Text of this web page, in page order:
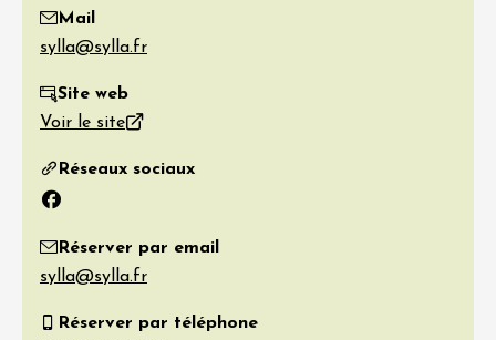
Mail
Site web
Voir le site
Réseaux sociaux
Facebook
Réserver par email
Réserver par téléphone